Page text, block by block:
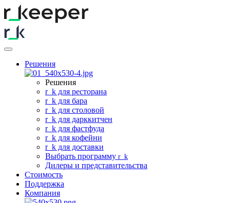
Решения
Решения
r_ k для ресторана
r_ k для бара
r_ k для столовой
r_ k для дарккитчен
r_ k для фастфуда
r_ k для кофейни
r_ k для доставки
Выбрать программу r k
Дилеры и представительства
Стоимость
Поддержка
Компания